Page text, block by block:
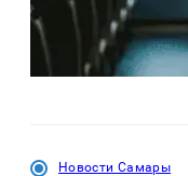
Новости Самары